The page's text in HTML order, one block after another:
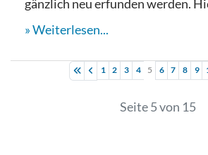
gänzlich neu erfunden werden.
Weiterlesen...
1 2 3 4 5 6 7 8 9
Seite 5 von 15